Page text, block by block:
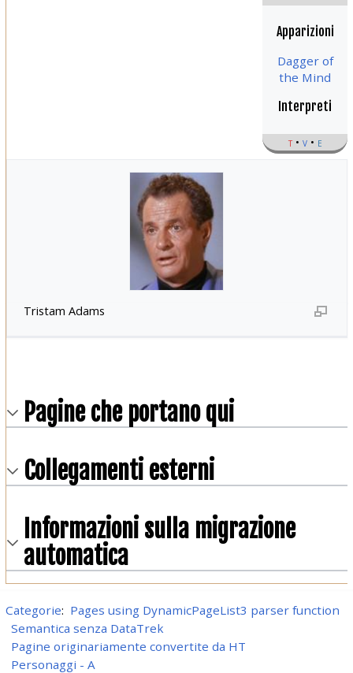
Apparizioni
Dagger of
the Mind
Interpreti
t v e
Tristam Adams
Pagine che portano qui
Collegamenti esterni
Informazioni sulla migrazione
automatica
Categorie: Pages using DynamicPageList3 parser function
Semantica senza DataTrek
Pagine originariamente convertite da HT
Personaggi - A